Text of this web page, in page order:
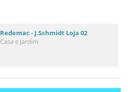
Redemac - J.Schmidt Loja 02
Casa e Jardim